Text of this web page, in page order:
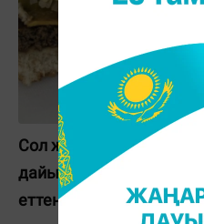
Сол жағындағы бургер
дайындалған да, оң
еттен дайындалған.